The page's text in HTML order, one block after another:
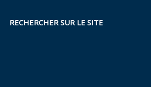
RECHERCHER SUR LE SITE